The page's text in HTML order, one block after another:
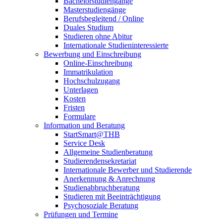
Masterstudiengänge
Berufsbegleitend / Online
Duales Studium
Studieren ohne Abitur
Internationale Studieninteressierte
Bewerbung und Einschreibung
Online-Einschreibung
Immatrikulation
Hochschulzugang
Unterlagen
Kosten
Fristen
Formulare
Information und Beratung
StartSmart@THB
Service Desk
Allgemeine Studienberatung
Studierendensekretariat
Internationale Bewerber und Studierende
Anerkennung & Anrechnung
Studienabbruchberatung
Studieren mit Beeinträchtigung
Psychosoziale Beratung
Prüfungen und Termine